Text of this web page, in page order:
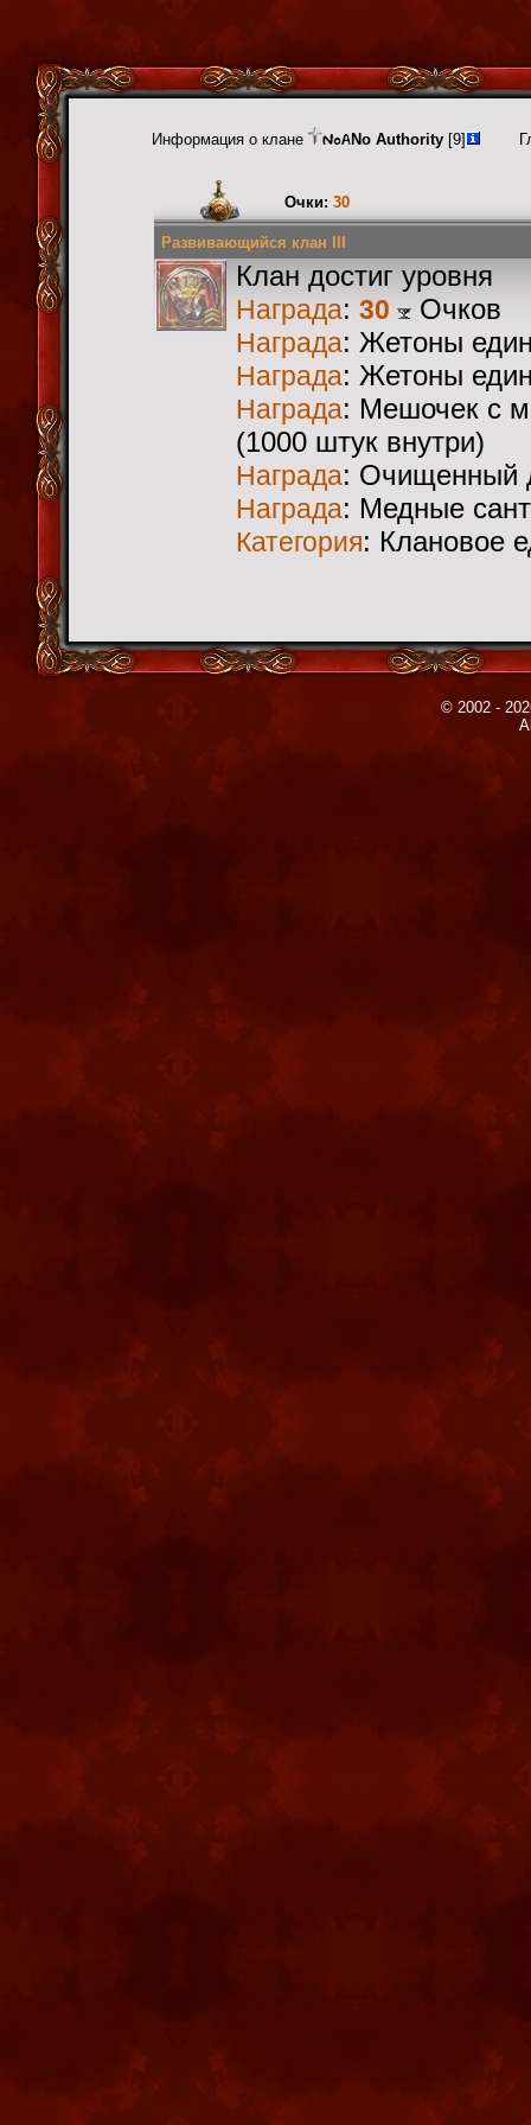
Информация о клане No Authority [9]
Очки: 30
Развивающийся клан III
Клан достиг уровня
Награда: 30 Очков
Награда: Жетоны
Награда: Жетоны
Награда: Мешочек с
(1000 штук внутри)
Награда: Очищенный
Награда: Медные
Категория: Клановое
© 2002 -